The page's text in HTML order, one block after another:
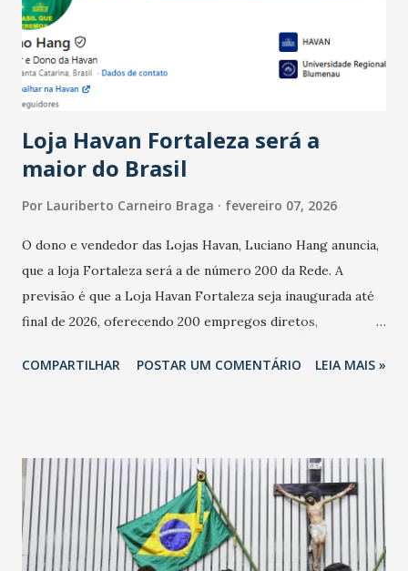
registraram equilíbrio financeiro. Já o percentual de
estabelecimentos no prejuízo ficou em 19%, pouco abaixo
do observado no mês anterior. Outros 1% não existiam em
novembro. Em relação a outubro, o faturamento também
cresceu. De acordo com a pesquisa, 44% dos n...
Loja Havan Fortaleza será a
maior do Brasil
Por Lauriberto Carneiro Braga fevereiro 07, 2026
O dono e vendedor das Lojas Havan, Luciano Hang anuncia,
que a loja Fortaleza será a de número 200 da Rede. A
previsão é que a Loja Havan Fortaleza seja inaugurada até
final de 2026, oferecendo 200 empregos diretos,
Havan Fortaleza ainda não foi anunciada oficialmente, mas
COMPARTILHAR POSTAR UM COMENTÁRIO LEIA MAIS »